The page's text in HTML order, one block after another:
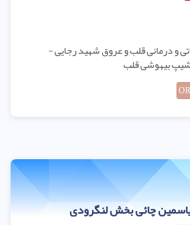
و درمانی قلب و عروق شهید رجایی -
بیهوشی قلب
چائی بخش لنگرودی